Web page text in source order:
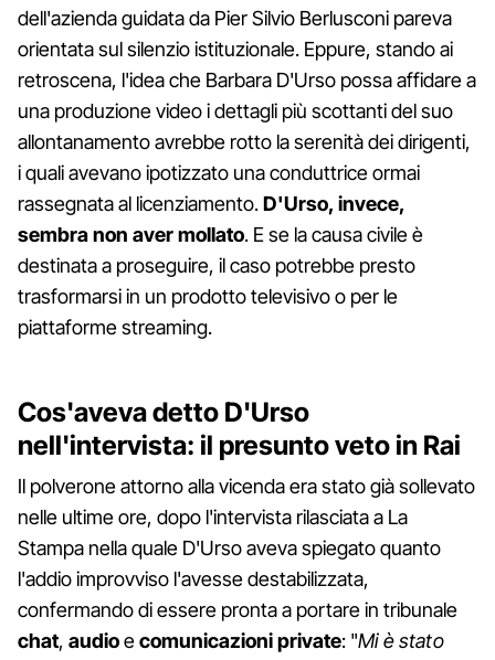
dell'azienda guidata da Pier Silvio Berlusconi pareva
orientata sul silenzio istituzionale. Eppure, stando ai
retroscena, l'idea che Barbara D'Urso possa affidare a
una produzione video i dettagli più scottanti del suo
allontanamento avrebbe rotto la serenità dei dirigenti,
i quali avevano ipotizzato una conduttrice ormai
rassegnata al licenziamento.D'Urso, invece,
sembra non aver mollato. E se la causa civile è
destinata a proseguire, il caso potrebbe presto
trasformarsi in un prodotto televisivo o per le
piattaforme streaming.
Cos'aveva detto D'Urso
nell'intervista: il presunto veto in Rai
Il polverone attorno alla vicenda era stato già sollevato
nelle ultime ore, dopo l'intervista rilasciata a La
Stampa nella quale D'Urso aveva spiegato quanto
l'addio improvviso l'avesse destabilizzata,
confermando di essere pronta a portare in tribunale
chat, audioecomunicazioni private: "Mi è stato